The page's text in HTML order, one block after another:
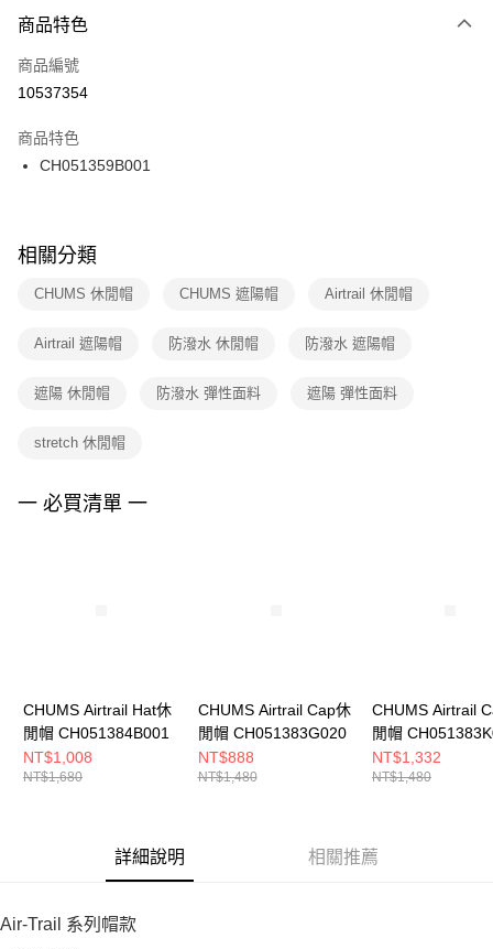
３．安心：先確認商品／服務後，再付款。
【「AFTEE先享後付」結帳流程】
１．於結帳方式選擇「AFTEE先享後付」後，將跳轉至「AFTEE先享後付」
２．訂單成立數日內，您將收到繳費通知簡訊。
３．收到繳費通知簡訊後14天內，點擊此簡訊中的連結，可透過四大超商／
ATM／網路銀行／等多元方式進行付款，方視為交易完成。
※ 交易是否成功請以「AFTEE先享後付 」之結帳頁面顯示為準，若有關於
是否繳費成功／繳費後需取消欲退款等相關疑問，請聯繫「AFTEE先享後付
客戶支援中心」https://netprotections.freshdesk.com/support/home
１．透過由恩沛科技股份有限公司提供之「AFTEE先享後付」服務完成之交
權轉讓予恩沛科技股份有限公司。
３．未成年的使用者請事先徵得法定代理人或監護人之同意方可使用
４．使用「AFTEE先享後付」時，將依據個別帳號之用戶狀況，依本公司即
每筆NT$100，滿NT$1,500(含以上)免運費
宅配
每筆NT$100，滿NT$1,500(含以上)免運費
付款後門市自取
每筆NT$100，滿NT$1,500(含以上)免運費
商品特色
商品編號
10537354
商品特色
CH051359B001
相關分類
CHUMS 休閒帽 CHUMS 遮陽帽 Airtrail 休閒帽
Airtrail 遮陽帽 防潑水 休閒帽 防潑水 遮陽帽
遮陽 休閒帽 防潑水 彈性面料 遮陽 彈性面料
stretch 休閒帽
一 必買清單 一
CHUMS Airtrail Hat休
閒帽 CH051384B001
NT$1,008
NT$1,680
CHUMS Airtrail Cap休
閒帽 CH051383G020
NT$888
NT$1,480
CHUMS Airtrail
閒帽
NT$1,332
NT$1,480
詳細說明 相關推薦
Air-Trail 系列帽款